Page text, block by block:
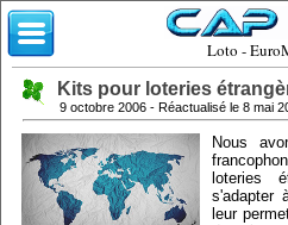
Loto -
Kits pour loteries
9 octobre 2006 - Réactualisé le 8 mai
Nous
loteries
s'adapter
leur